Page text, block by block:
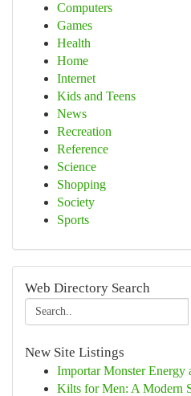
Computers
Games
Health
Home
Internet
Kids and Teens
News
Recreation
Reference
Science
Shopping
Society
Sports
Web Directory Search
New Site Listings
Importar Monster Energy
Kilts for Men: A Modern